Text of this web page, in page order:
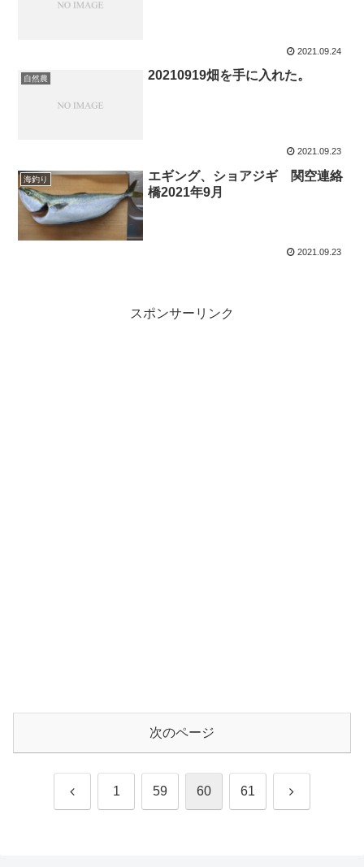
2021.09.24
自然農 20210919畑を手に入れた。
2021.09.23
海釣り
エギング、ショアジギ 関空連絡
橋2021年9月
2021.09.23
スポンサーリンク
次のページ
前 1 59 60 61 次